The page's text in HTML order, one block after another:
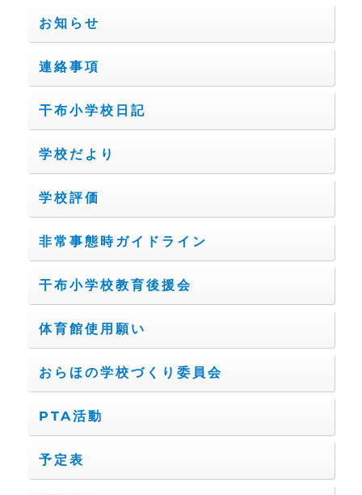
お知らせ
連絡事項
干布小学校日記
学校だより
学校評価
非常事態時ガイドライン
干布小学校教育後援会
体育館使用願い
おらほの学校づくり委員会
PTA活動
予定表